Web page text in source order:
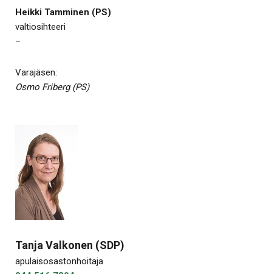
Heikki Tamminen (PS)
valtiosihteeri
–
Varajäsen:
Osmo Friberg (PS)
Tanja Valkonen (SDP)
apulaisosastonhoitaja